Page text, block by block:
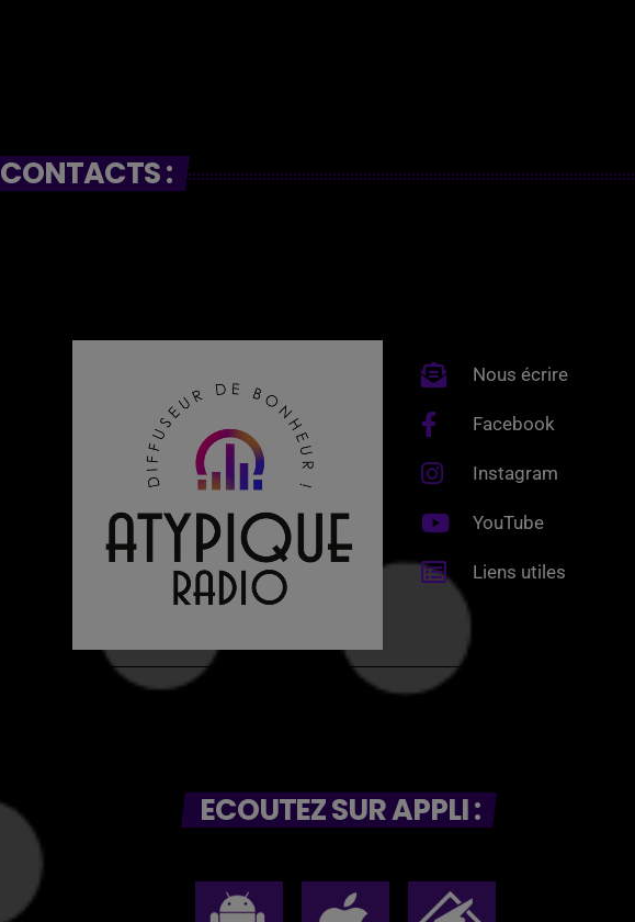
CONTACTS :
Nous écrire
Facebook
Instagram
YouTube
Liens utiles
ECOUTEZ SUR APPLI :